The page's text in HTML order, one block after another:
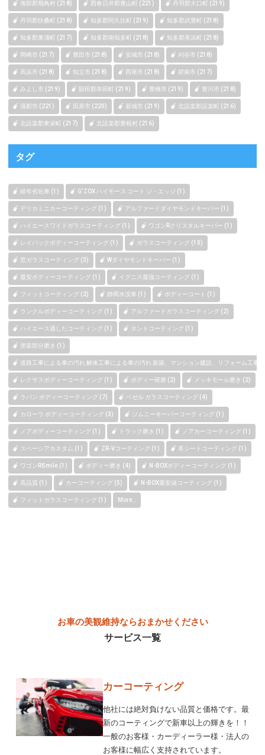
海部郡飛鳥村 (218) 西春日井郡豊山町 (221) 丹羽郡大口町 (219)
丹羽郡扶桑町 (218) 知多郡阿久比町 (219) 知多郡武豊町 (218)
知多郡東浦町 (217) 知多郡南知多町 (218) 知多郡美浜町 (218)
岡崎市 (217) 豊田市 (218) 安城市 (218) 刈谷市 (218)
高浜市 (218) 知立市 (218) 西尾市 (218) 碧南市 (217)
みよし市 (219) 額田郡幸田町 (219) 豊橋市 (219) 豊川市 (218)
蒲郡市 (221) 田原市 (220) 新城市 (219) 北設楽郡設楽町 (216)
北設楽郡東栄町 (217) 北設楽郡豊根村 (216)
タグ
経年劣化車 (1) G’ZOX ハイモース コート ジ・エッジ (1)
デリカミニカーコーティング (1) アルファードダイヤモンドキーパー (1)
ハイエースワイドガラスコーティング (1) ワゴンRクリスタルキーパー (1)
レイバックボディーコーティング (1) ガラスコーティング (10)
窓ガラスコーティング (3) Wダイヤモンドキーパー (1)
最安ボディーコーティング (1) イグニス最強コーティング (1)
フィットコーティング (2) 静岡水没車 (1) ボディーコート (1)
ランクルボディーコーティング (1) アルファードガラスコーティング (2)
ハイエース適したコーティング (1) タントコーティング (1)
塗装部分磨き (1)
道路工事による車の汚れ 解体工事による車の汚れ 新築、マンション建設、リフォーム工事
レクサスボディーコーティング (1) ボディー研磨 (2) メッキモール磨き (2)
ラパン ボディーコーティング (7) ベゼル ガラスコーティング (4)
カローラ ボディーコーティング (3) ジムニーキーパーコーティング (1)
ノアボディーコーティング (1) トラック磨き (1) ノアカーコーティング (1)
スペーシアカスタム (1) ZR-Vコーティング (1) 革シートコーティング (1)
ワゴンRSmile (1) ボディー磨き (4) N-BOXボディーコーティング (1)
高品質 (1) カーコーティング (5) N-BOX最安値コーティング (1)
フィットガラスコーティング (1) More..
お車の美観維持ならおまかせください
サービス一覧
カーコーティング
他社には絶対負けない品質と価格です。最
新のコーティングで新車以上の輝きを！！
一般のお客様・カーディーラー様・法人の
お客様に幅広く支持されています。